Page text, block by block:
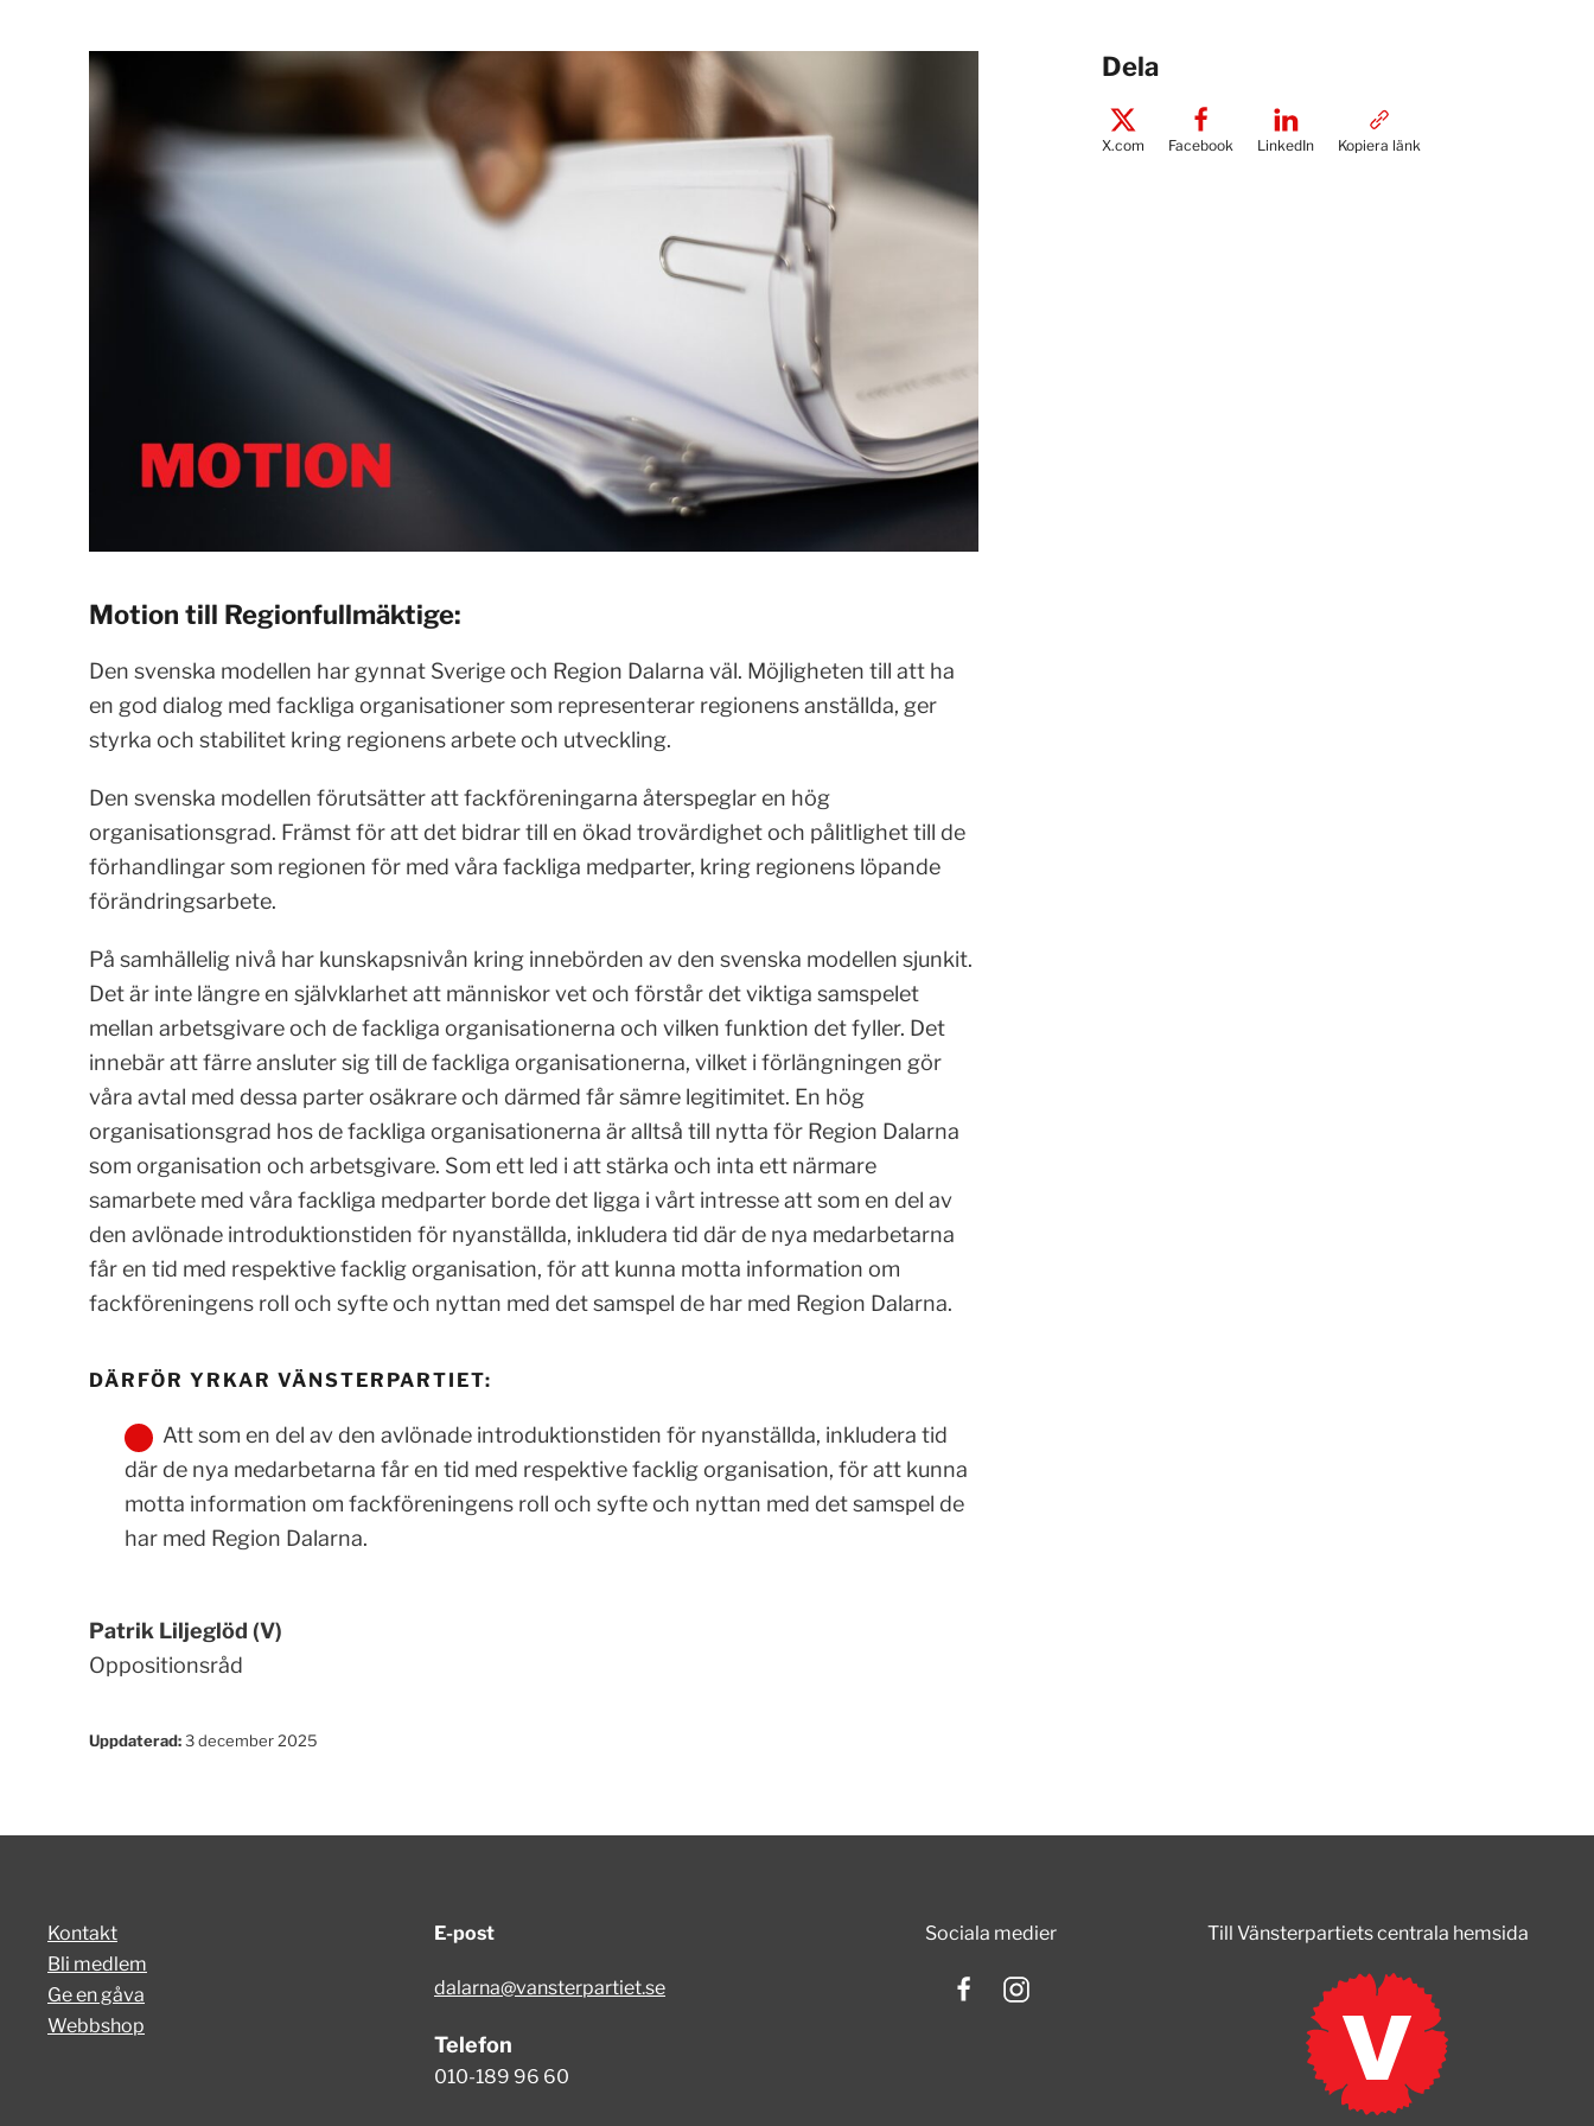
Motion till Regionfullmäktige:
Den svenska modellen har gynnat Sverige och Region Dalarna väl. Möjligheten till att ha
en god dialog med fackliga organisationer som representerar regionens anställda, ger
styrka och stabilitet kring regionens arbete och utveckling.
Den svenska modellen förutsätter att fackföreningarna återspeglar en hög
organisationsgrad. Främst för att det bidrar till en ökad trovärdighet och pålitlighet till de
förhandlingar som regionen för med våra fackliga medparter, kring regionens löpande
förändringsarbete.
På samhällelig nivå har kunskapsnivån kring innebörden av den svenska modellen sjunkit.
Det är inte längre en självklarhet att människor vet och förstår det viktiga samspelet
mellan arbetsgivare och de fackliga organisationerna och vilken funktion det fyller. Det
innebär att färre ansluter sig till de fackliga organisationerna, vilket i förlängningen gör
våra avtal med dessa parter osäkrare och därmed får sämre legitimitet. En hög
organisationsgrad hos de fackliga organisationerna är alltså till nytta för Region Dalarna
som organisation och arbetsgivare. Som ett led i att stärka och inta ett närmare
samarbete med våra fackliga medparter borde det ligga i vårt intresse att som en del av
den avlönade introduktionstiden för nyanställda, inkludera tid där de nya medarbetarna
får en tid med respektive facklig organisation, för att kunna motta information om
fackföreningens roll och syfte och nyttan med det samspel de har med Region Dalarna.
DÄRFÖR YRKAR VÄNSTERPARTIET:
Att som en del av den avlönade introduktionstiden för nyanställda, inkludera tid
där de nya medarbetarna får en tid med respektive facklig organisation, för att kunna
motta information om fackföreningens roll och syfte och nyttan med det samspel de
har med Region Dalarna.
Patrik Liljeglöd (V)
Oppositionsråd
Uppdaterad:3 december 2025
Dela
X.com Facebook LinkedIn Kopiera länk
Kontakt
Bli medlem
Ge en gåva
Webbshop
E-post
dalarna@vansterpartiet.se
Telefon
010-189 96 60
Sociala medier Till Vänsterpartiets centrala hemsida